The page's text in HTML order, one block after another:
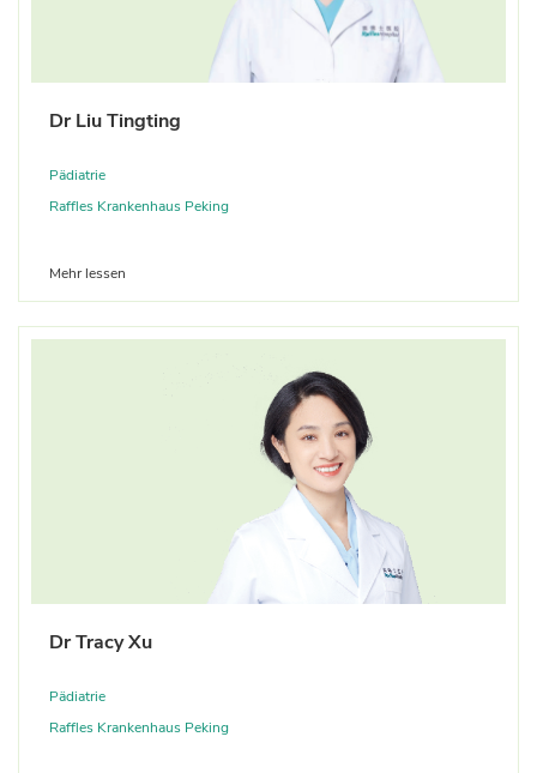
Dr Liu Tingting
Pädiatrie
Raffles Krankenhaus Peking
Mehr lessen
Dr Tracy Xu
Pädiatrie
Raffles Krankenhaus Peking